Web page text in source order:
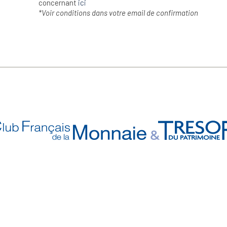
concernant ici
*Voir conditions dans votre email de confirmation